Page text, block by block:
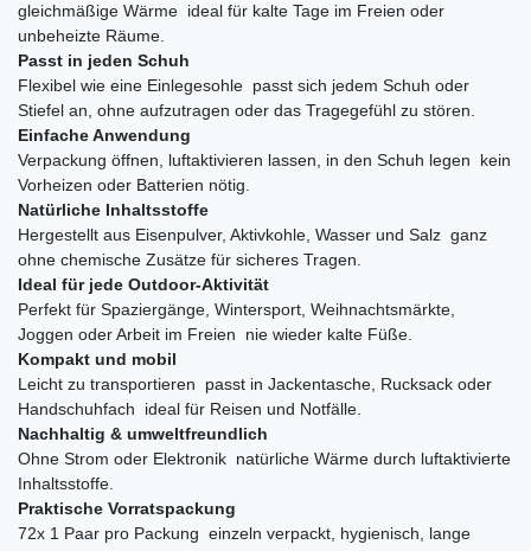
gleichmäßige Wärme  ideal für kalte Tage im Freien oder
unbeheizte Räume.
Passt in jeden Schuh
Flexibel wie eine Einlegesohle  passt sich jedem Schuh oder
Stiefel an, ohne aufzutragen oder das Tragegefühl zu stören.
Einfache Anwendung
Verpackung öffnen, luftaktivieren lassen, in den Schuh legen  kein
Vorheizen oder Batterien nötig.
Natürliche Inhaltsstoffe
Hergestellt aus Eisenpulver, Aktivkohle, Wasser und Salz  ganz
ohne chemische Zusätze für sicheres Tragen.
Ideal für jede Outdoor-Aktivität
Perfekt für Spaziergänge, Wintersport, Weihnachtsmärkte,
Joggen oder Arbeit im Freien  nie wieder kalte Füße.
Kompakt und mobil
Leicht zu transportieren  passt in Jackentasche, Rucksack oder
Handschuhfach  ideal für Reisen und Notfälle.
Nachhaltig & umweltfreundlich
Ohne Strom oder Elektronik  natürliche Wärme durch luftaktivierte
Inhaltsstoffe.
Praktische Vorratspackung
72x 1 Paar pro Packung  einzeln verpackt, hygienisch, lange